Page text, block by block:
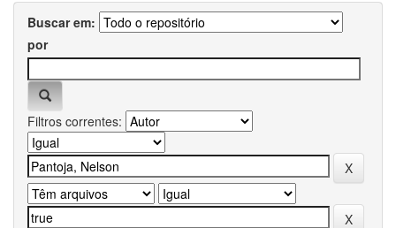
Buscar em:
por
Filtros correntes: